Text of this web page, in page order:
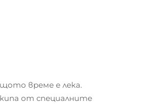
време е лека.
от специалните